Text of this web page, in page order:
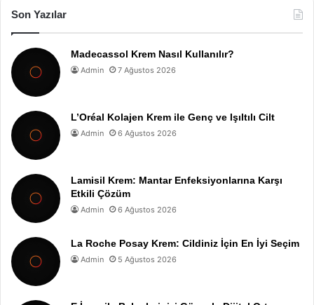
Son Yazılar
Madecassol Krem Nasıl Kullanılır?
Admin 7 Ağustos 2026
L’Oréal Kolajen Krem ile Genç ve Işıltılı Cilt
Admin 6 Ağustos 2026
Lamisil Krem: Mantar Enfeksiyonlarına Karşı
Etkili Çözüm
Admin 6 Ağustos 2026
La Roche Posay Krem: Cildiniz İçin En İyi Seçim
Admin 5 Ağustos 2026